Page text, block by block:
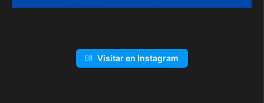
Visitar en Instagram